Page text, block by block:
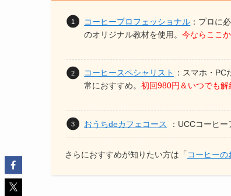
コーヒープロフェッショナル ：プロに
のオリジナル教材を使用。今ならここ
コーヒースペシャリスト ：スマホ・PC
常におすすめ。初回980円＆いつでも解
おうちdeカフェコース ：UCCコーヒ
さらにおすすめが知りたい方は「 コーヒー